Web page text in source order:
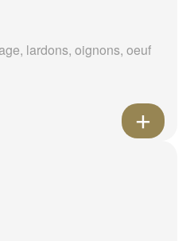
lardons, oignons, oeuf